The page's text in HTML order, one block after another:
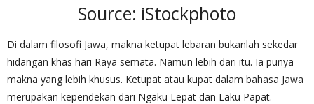
Source: iStockphoto
Di dalam filosofi Jawa, makna ketupat lebaran bukanlah sekedar
hidangan khas hari Raya semata. Namun lebih dari itu. Ia punya
makna yang lebih khusus. Ketupat atau kupat dalam bahasa Jawa
merupakan kependekan dari Ngaku Lepat dan Laku Papat.